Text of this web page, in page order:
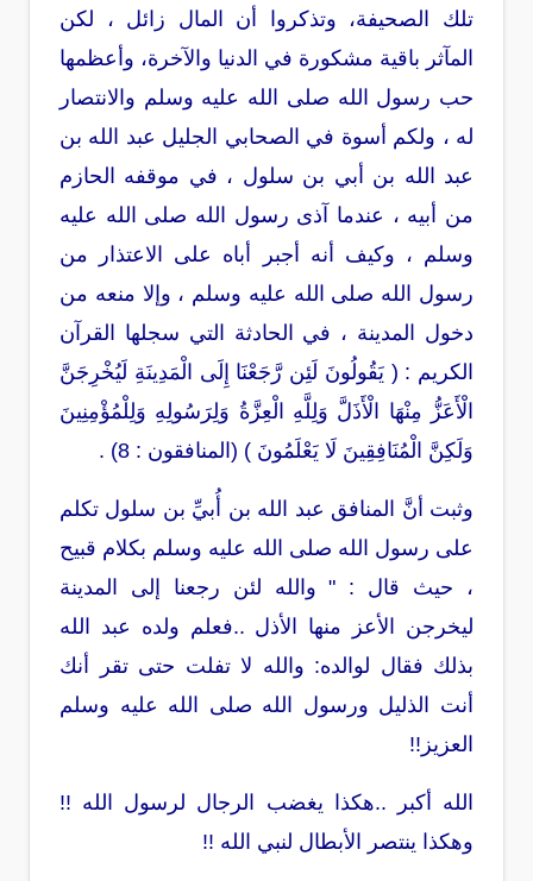
تلك الصحيفة، وتذكروا أن المال زائل ، لكن
المآثر باقية مشكورة في الدنيا والآخرة، وأعظمها
حب رسول الله صلى الله عليه وسلم والانتصار
له ، ولكم أسوة في الصحابي الجليل عبد الله بن
عبد الله بن أبي بن سلول ، في موقفه الحازم
من أبيه ، عندما آذى رسول الله صلى الله عليه
وسلم ، وكيف أنه أجبر أباه على الاعتذار من
رسول الله صلى الله عليه وسلم ، وإلا منعه من
دخول المدينة ، في الحادثة التي سجلها القرآن
الكريم : ( يَقُولُونَ لَئِن رَّجَعْنَا إِلَى الْمَدِينَةِ لَيُخْرِجَنَّ
الْأَعَزُّ مِنْهَا الْأَذَلَّ وَلِلَّهِ الْعِزَّةُ وَلِرَسُولِهِ وَلِلْمُؤْمِنِينَ
وَلَكِنَّ الْمُنَافِقِينَ لَا يَعْلَمُونَ ) (المنافقون : 8) .
وثبت أنَّ المنافق عبد الله بن أُبيِّ بن سلول تكلم
على رسول الله صلى الله عليه وسلم بكلام قبيح
، حيث قال : " والله لئن رجعنا إلى المدينة
ليخرجن الأعز منها الأذل ..فعلم ولده عبد الله
بذلك فقال لوالده: والله لا تفلت حتى تقر أنك
أنت الذليل ورسول الله صلى الله عليه وسلم
العزيز!!
الله أكبر ..هكذا يغضب الرجال لرسول الله !!
وهكذا ينتصر الأبطال لنبي الله !!